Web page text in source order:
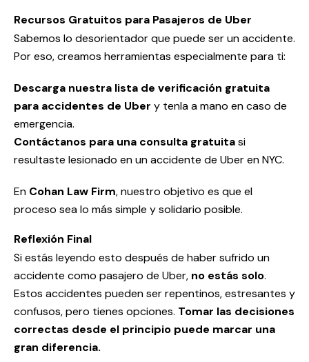
Recursos Gratuitos para Pasajeros de Uber
Sabemos lo desorientador que puede ser un accidente.
Por eso, creamos herramientas especialmente para ti:
Descarga nuestra lista de verificación gratuita
para accidentes de Uber y tenla a mano en caso de
emergencia.
Contáctanos para una consulta gratuitasi
resultaste lesionado en un accidente de Uber en NYC.
En Cohan Law Firm, nuestro objetivo es que el
proceso sea lo más simple y solidario posible.
Reflexión Final
Si estás leyendo esto después de haber sufrido un
accidente como pasajero de Uber, no estás solo.
Estos accidentes pueden ser repentinos, estresantes y
confusos, pero tienes opciones. Tomar las decisiones
correctas desde el principio puede marcar una
gran diferencia.